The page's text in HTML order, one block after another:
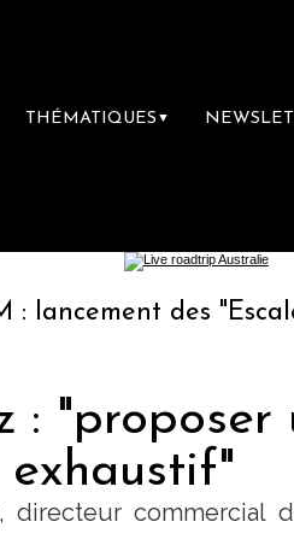
THÉMATIQUES ▼
des "Escales
: "proposer
directeur commercial